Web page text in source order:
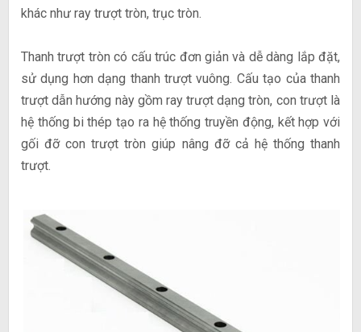
khác như ray trượt tròn, trục tròn.
Thanh trượt tròn có cấu trúc đơn giản và dễ dàng lắp đặt,
sử dụng hơn dạng thanh trượt vuông. Cấu tạo của thanh
trượt dẫn hướng này gồm ray trượt dạng tròn, con trượt là
hệ thống bi thép tạo ra hệ thống truyền động, kết hợp với
gối đỡ con trượt tròn giúp nâng đỡ cả hệ thống thanh
trượt.